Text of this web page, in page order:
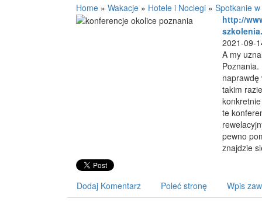
Home » Wakacje » Hotele i Noclegi » Spotkanie
http://
2021-09-
A my
naprawdę
takim
te
pewno
znajdzie
Dodaj Komentarz Poleć stronę Wpis